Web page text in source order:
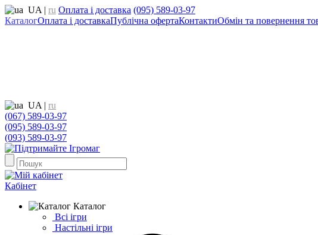
UA | ru Оплата і доставка (095) 589-03-97
КаталогОплата і доставкаПублічна офертаКонтактиОбмін та повернення
UA | ru
(067) 589-03-97
(095) 589-03-97
(093) 589-03-97
Кабінет
Каталог
Всі ігри
Настільні ігри